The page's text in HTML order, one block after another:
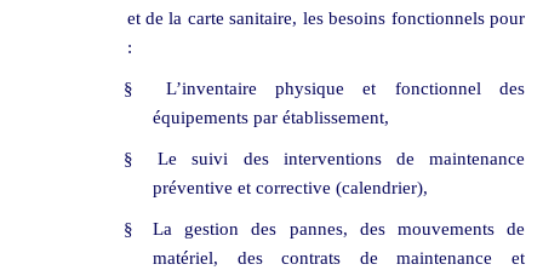
et de la carte sanitaire, les besoins fonctionnels pour
:
§
L’inventaire physique et fonctionnel des
équipements par établissement,
§
Le suivi des interventions de maintenance
préventive et corrective (calendrier),
§
La gestion des pannes, des mouvements de
matériel, des contrats de maintenance et